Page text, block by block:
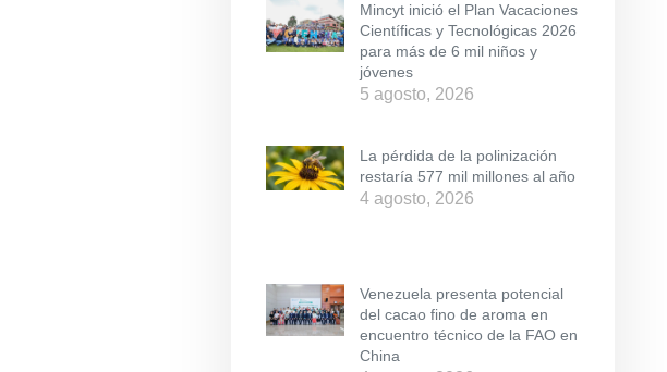
Mincyt inició el Plan Vacaciones
Científicas y Tecnológicas 2026
para más de 6 mil niños y
jóvenes
5 agosto, 2026
La pérdida de la polinización
restaría 577 mil millones al año
4 agosto, 2026
Venezuela presenta potencial
del cacao fino de aroma en
encuentro técnico de la FAO en
China